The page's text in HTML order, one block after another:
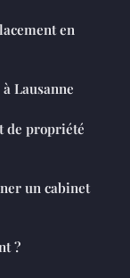
en
Lausanne
de propriété
un cabinet
?